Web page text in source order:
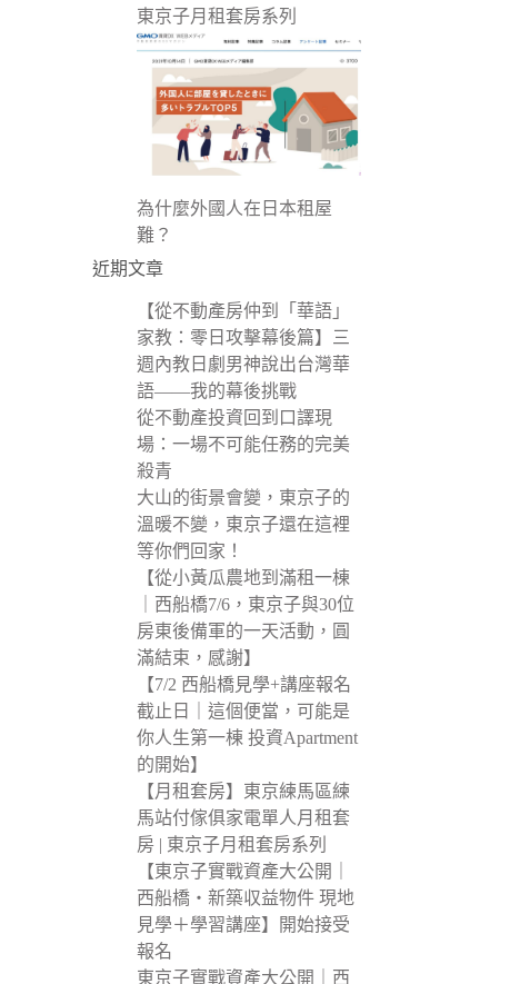
東京子月租套房系列
為什麼外國人在日本租屋
難？
近期文章
【從不動產房仲到「華語」
家教：零日攻擊幕後篇】三
週內教日劇男神說出台灣華
語——我的幕後挑戰
從不動產投資回到口譯現
場：一場不可能任務的完美
殺青
大山的街景會變，東京子的
溫暖不變，東京子還在這裡
等你們回家！
【從小黃瓜農地到滿租一棟
｜西船橋7/6，東京子與30位
房東後備軍的一天活動，圓
滿結束，感謝】
【7/2 西船橋見學+講座報名
截止日｜這個便當，可能是
你人生第一棟 投資Apartment
的開始】
【月租套房】東京練馬區練
馬站付傢俱家電單人月租套
房 | 東京子月租套房系列
【東京子實戰資產大公開｜
西船橋・新築収益物件 現地
見學＋學習講座】開始接受
報名
東京子實戰資產大公開｜西